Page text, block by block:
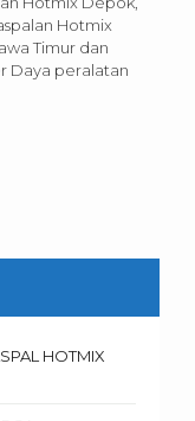
Hotmix
Timur dan
Daya peralatan
HOTMIX